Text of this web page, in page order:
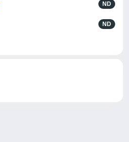
ND
ND